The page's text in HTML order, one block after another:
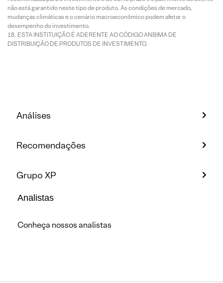
não está garantido neste tipo de produto. As condições de mercado,
mudanças climáticas e o cenário macroeconômico podem afetar o
desempenho do investimento.
ESTA INSTITUIÇÃO É ADERENTE AO CÓDIGO ANBIMA DE
DISTRIBUIÇÃO DE PRODUTOS DE INVESTIMENTO.
Análises
Recomendações
Grupo XP
Analistas
Conheça nossos analistas